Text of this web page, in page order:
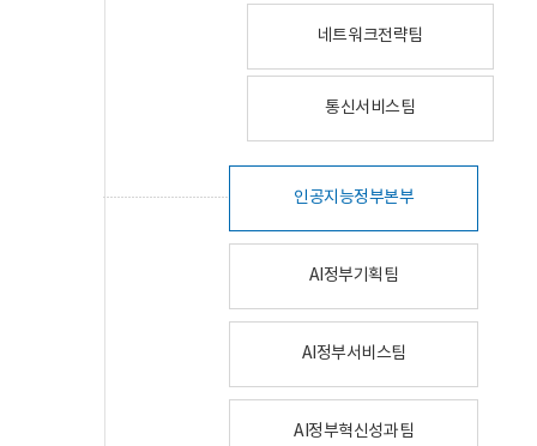
네트워크전략팀
통신서비스팀
인공지능정부본부
AI정부기획팀
AI정부서비스팀
AI정부혁신성과팀